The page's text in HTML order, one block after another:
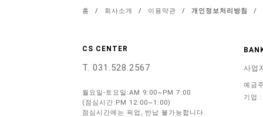
홈 / 회사소개 / 이용약관 / 개인정보처리방침 /
CS CENTER
T. 031.528.2567
월요일-토요일:AM 9:00~PM 7:00
(점심시간:PM 12:00~1:00)
점심시간에는 픽업, 반납 불가능합니다.
사업
예금
기업